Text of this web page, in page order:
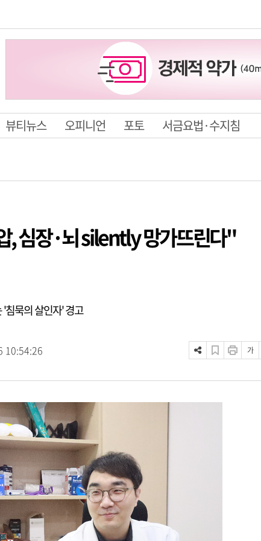
뷰티뉴스 오피니언 포토 서금요법·수지침
, 심장·뇌 silently 망가뜨린다"
침묵의 살인자' 경고
10:54:26 가